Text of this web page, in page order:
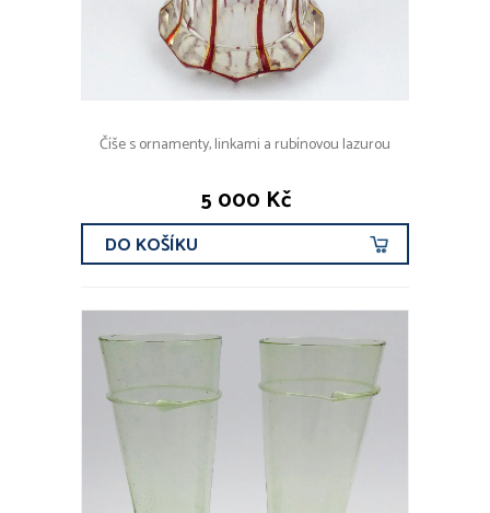
Číše s ornamenty, linkami a rubínovou lazurou
5 000 Kč
DO KOŠÍKU